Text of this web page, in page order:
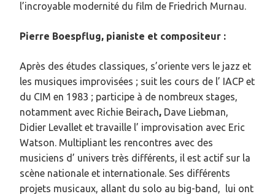
l’incroyable modernité du film de Friedrich Murnau.
Pierre Boespflug, pianiste et compositeur :
Après des études classiques, s’oriente vers le jazz et
les musiques improvisées ; suit les cours de l’ IACP et
du CIM en 1983 ; participe à de nombreux stages,
notamment avec Richie Beirach, Dave Liebman,
Didier Levallet et travaille l’ improvisation avec Eric
Watson. Multipliant les rencontres avec des
musiciens d’ univers très différents, il est actif sur la
scène nationale et internationale. Ses différents
projets musicaux, allant du solo au big-band, lui ont